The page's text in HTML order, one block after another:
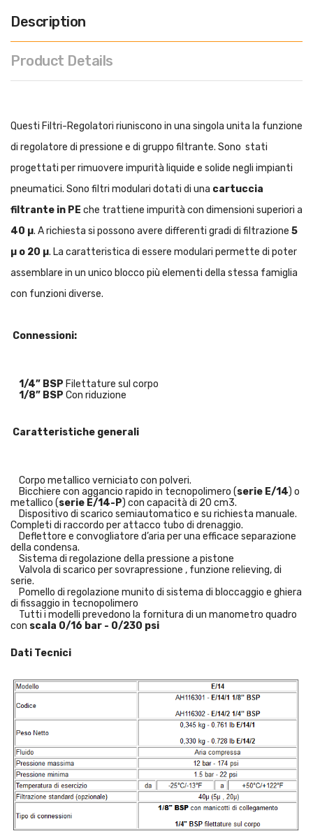
Description
Product Details
Questi Filtri-Regolatori riuniscono in una singola unita la funzione
di regolatore di pressione e di gruppo filtrante. Sono stati
progettati per rimuovere impurità liquide e solide negli impianti
pneumatici. Sono filtri modulari dotati di una cartuccia
filtrante in PE che trattiene impurità con dimensioni superiori a
40 µ. A richiesta si possono avere differenti gradi di filtrazione 5
µ o 20 µ. La caratteristica di essere modulari permette di poter
assemblare in un unico blocco più elementi della stessa famiglia
con funzioni diverse.
Connessioni:
1/4” BSP Filettature sul corpo
1/8” BSP Con riduzione
Caratteristiche generali
Corpo metallico verniciato con polveri.
Bicchiere con aggancio rapido in tecnopolimero (serie E/14) o
metallico (serie E/14-P) con capacità di 20 cm3.
Dispositivo di scarico semiautomatico e su richiesta manuale.
Completi di raccordo per attacco tubo di drenaggio.
Deflettore e convogliatore d’aria per una efficace separazione
della condensa.
Sistema di regolazione della pressione a pistone
Valvola di scarico per sovrapressione , funzione relieving, di
serie.
Pomello di regolazione munito di sistema di bloccaggio e ghiera
di fissaggio in tecnopolimero
Tutti i modelli prevedono la fornitura di un manometro quadro
con scala 0/16 bar - 0/230 psi
Dati Tecnici